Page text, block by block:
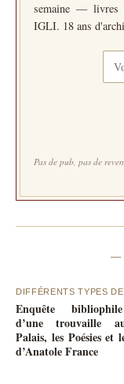
semaine — livres
IGLI. 18 ans
Pas de pub, pas de
—
DIFFÉRENTS TYPES
Enquête
d’une trouvaille
Palais, les Poésies et
d’Anatole France